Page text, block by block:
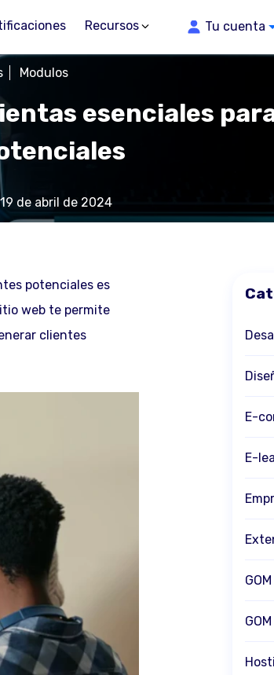
Recursos Tu cuenta
esenciales
Modulos
19 de abril de 2024
potenciales es
web te permite
clientes
E-
E-